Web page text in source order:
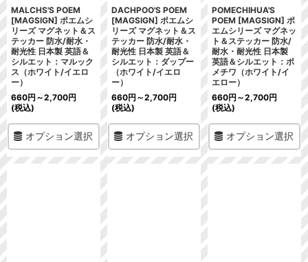
MALCHS'S POEM
[MAGSIGN] ポエムシ
リーズ マグネット＆ス
テッカー 防水/耐水・
耐光性 日本製 英語＆
シルエット：マルック
ス（ホワイト/イエロ
ー）
660円 ～2,700円
(税込)
オプション選択
DACHPOO'S POEM
[MAGSIGN] ポエムシ
リーズ マグネット＆ス
テッカー 防水/耐水・
耐光性 日本製 英語＆
シルエット：ダップー
（ホワイト/イエロ
ー）
660円 ～2,700円
(税込)
オプション選択
POMECHIHUA'S
POEM [MAGSIGN] ポ
エムシリーズ マグネッ
ト＆ステッカー 防水/
耐水・耐光性 日本製
英語＆シルエット：ポ
メチワ（ホワイト/イ
エロー）
660円 ～2,700円
(税込)
オプション選択